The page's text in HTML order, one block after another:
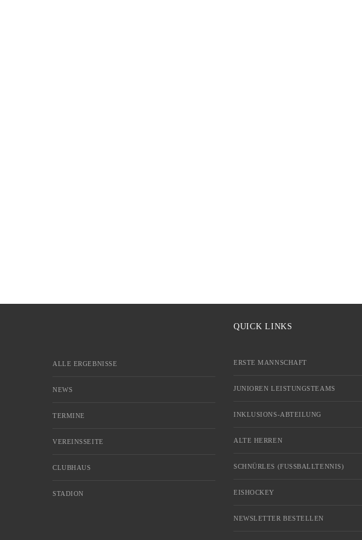
ALLE ERGEBNISSE
NEWS
TERMINE
VEREINSSEITE
CLUBHAUS
STADION
QUICK LINKS
ERSTE MANNSCHAFT
JUNIOREN LEISTUNGSTEAMS
INKLUSIONS-ABTEILUNG
ALTE HERREN
SCHNÜRLES (FUSSBALLTENNIS)
EISHOCKEY
NEWSLETTER BESTELLEN